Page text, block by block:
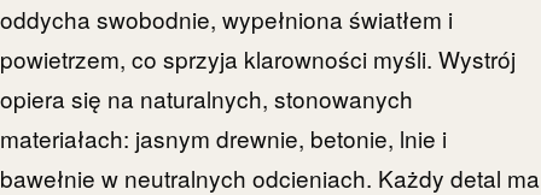
oddycha swobodnie, wypełniona światłem i
powietrzem, co sprzyja klarowności myśli. Wystrój
opiera się na naturalnych, stonowanych
materiałach: jasnym drewnie, betonie, lnie i
bawełnie w neutralnych odcieniach. Każdy detal ma